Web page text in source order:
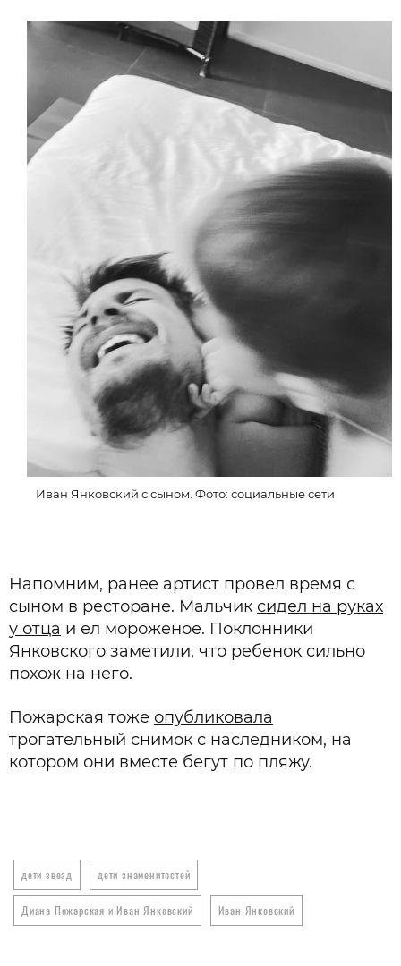
Иван Янковский с сыном. Фото: социальные сети
Напомним, ранее артист провел время с
сыном в ресторане. Мальчик сидел на руках
у отца и ел мороженое. Поклонники
Янковского заметили, что ребенок сильно
похож на него.
Пожарская тоже опубликовала
трогательный снимок с наследником, на
котором они вместе бегут по пляжу.
дети звезд дети знаменитостей
Диана Пожарская и Иван Янковский Иван Янковский